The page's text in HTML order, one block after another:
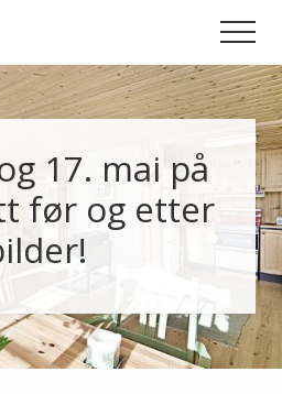
17. mai på
før og etter